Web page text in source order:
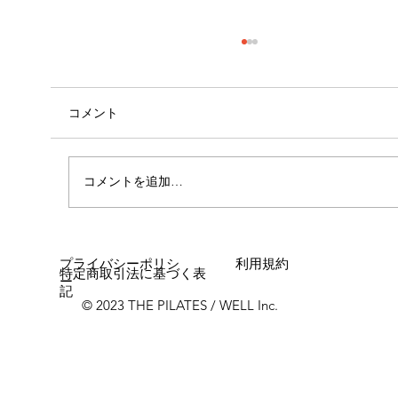
コメント
コメントを追加…
© 2023 THE PILATES / WELL Inc.
プライバシーポリシ
ー
利用規約
特定商取引法に基づく表
記